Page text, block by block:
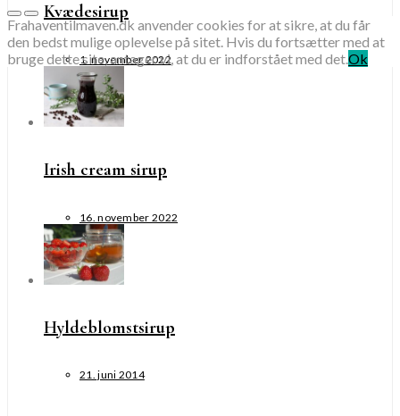
Kvædesirup
1. november 2022
Irish cream sirup
16. november 2022
Hyldeblomstsirup
21. juni 2014
Frahaventilmaven.dk anvender cookies for at sikre, at du får
den bedst mulige oplevelse på sitet. Hvis du fortsætter med at
bruge dette site, antager vi, at du er indforstået med det.Ok